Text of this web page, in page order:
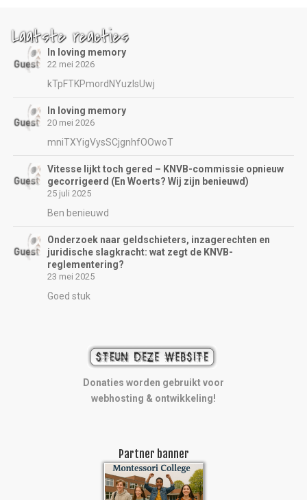
Laatste reacties
In loving memory
22 mei 2026
kTpFTKPmordNYuzIsUwj
In loving memory
20 mei 2026
mniTXYigVysSCjgnhfOOwoT
Vitesse lijkt toch gered – KNVB-commissie opnieuw
gecorrigeerd (En Woerts? Wij zijn benieuwd)
25 juli 2025
Ben benieuwd
Onderzoek naar geldschieters, inzagerechten en
juridische slagkracht: wat zegt de KNVB-
reglementering?
23 mei 2025
Goed stuk
Donaties worden gebruikt voor
webhosting & ontwikkeling!
Partner banner